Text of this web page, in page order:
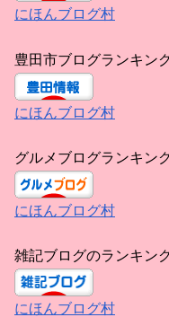
にほんブログ村
豊田市ブログランキン
にほんブログ村
グルメブログランキン
にほんブログ村
雑記ブログのランキン
にほんブログ村